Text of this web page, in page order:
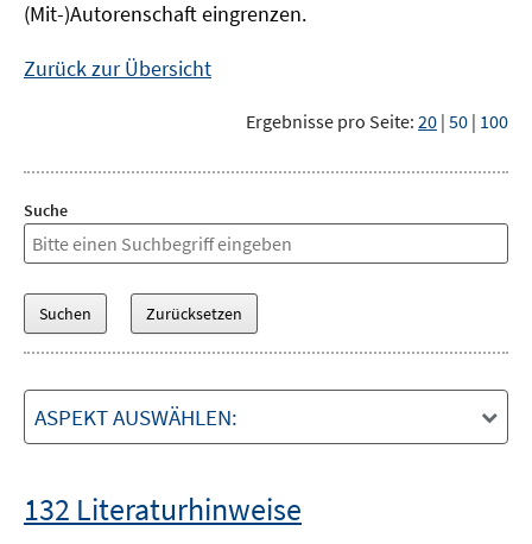
(Mit-)Autorenschaft eingrenzen.
Zurück zur Übersicht
Ergebnisse pro Seite: 20 | 50 | 100
Suche
ASPEKT AUSWÄHLEN:
132 Literaturhinweise